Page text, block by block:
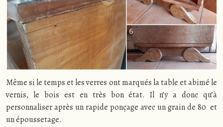
Même si le temps et les verres ont marqués la table et abimé le
vernis, le bois est en très bon état. Il n’y a donc qu’à
personnaliser après un rapide ponçage avec un grain de 80 et
un époussetage.